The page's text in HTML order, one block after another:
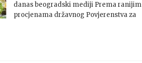
danas beogradski mediji Prema ranijim
procjenama državnog Povjerenstva za